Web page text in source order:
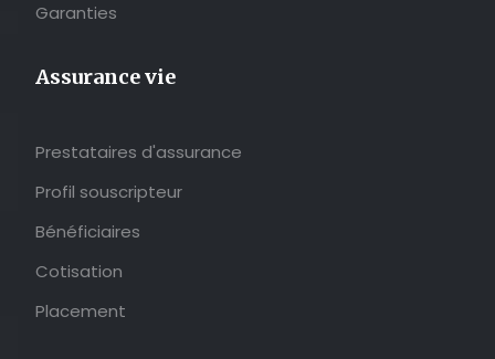
Garanties
Assurance vie
Prestataires d'assurance
Profil souscripteur
Bénéficiaires
Cotisation
Placement